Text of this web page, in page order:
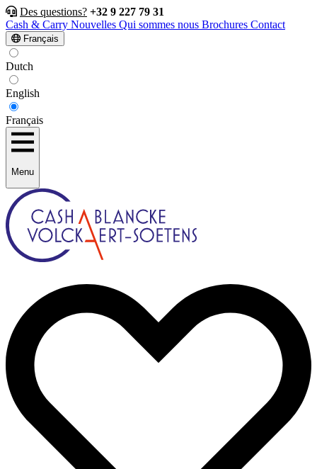
Des questions? +32 9 227 79 31
Cash & Carry Nouvelles Qui sommes nous Brochures Contact
Français
Dutch
English
Français
Menu